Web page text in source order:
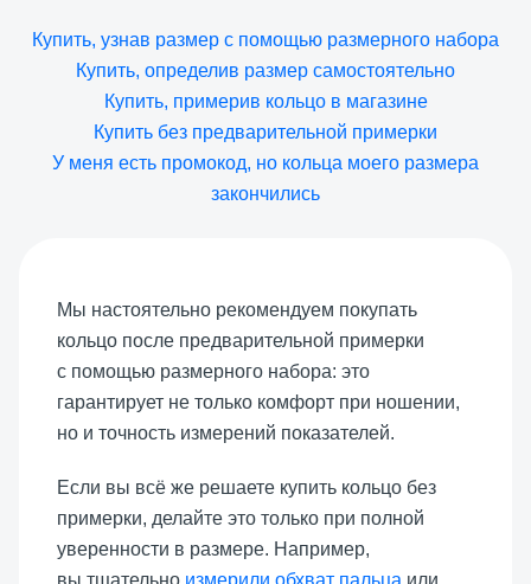
Купить, узнав размер с помощью размерного набора
Купить, определив размер самостоятельно
Купить, примерив кольцо в магазине
Купить без предварительной примерки
У меня есть промокод, но кольца моего размера
закончились
Мы настоятельно рекомендуем покупать
кольцо после предварительной примерки
с помощью размерного набора: это
гарантирует не только комфорт при ношении,
но и точность измерений показателей.
Если вы всё же решаете купить кольцо без
примерки, делайте это только при полной
уверенности в размере. Например,
вы тщательно измерили обхват пальца или